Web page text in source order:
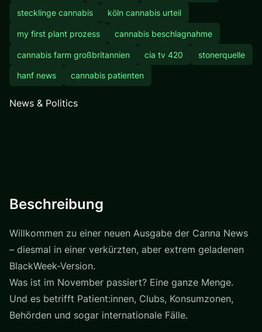
stecklinge cannabis köln cannabis urteil
my first plant prozess cannabis beschlagnahme
cannabis farm großbritannien cia tv 420 stonerquelle
hanf news cannabis patienten
News & Politics
Beschreibung
Willkommen zu einer neuen Ausgabe der Canna News
– diesmal in einer verkürzten, aber extrem geladenen
BlackWeek-Version.
Was ist im November passiert? Eine ganze Menge.
Und es betrifft Patient:innen, Clubs, Konsumzonen,
Behörden und sogar internationale Fälle.